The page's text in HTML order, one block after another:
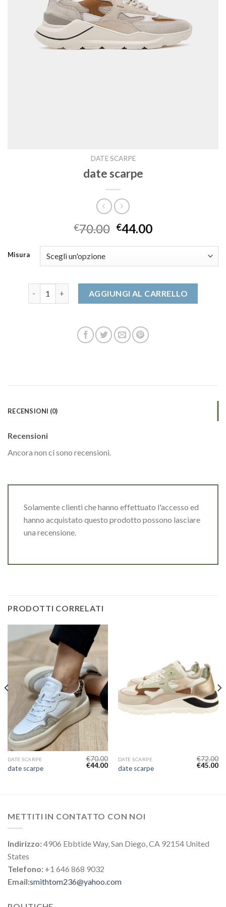
DATE SCARPE
date scarpe
€70.00 €44.00
Misura
AGGIUNGI AL CARRELLO
RECENSIONI (0)
Recensioni
Ancora non ci sono recensioni.
Solamente clienti che hanno effettuato l'accesso ed
hanno acquistato questo prodotto possono lasciare
una recensione.
PRODOTTI CORRELATI
DATE SCARPE
date scarpe
€70.00
€44.00
DATE SCARPE
date scarpe
€72.00
€45.00
METTITI IN CONTATTO CON NOI
Indirizzo:4906 Ebbtide Way, San Diego, CA 92154 United
States
Telefono: +1 646 868 9032
Email:smithtom236@yahoo.com